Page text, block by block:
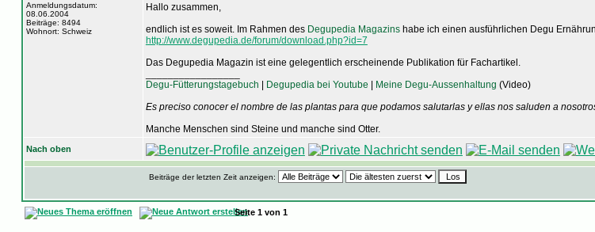
Anmeldungsdatum:
08.06.2004
Beiträge: 8494
Wohnort: Schweiz
Hallo zusammen,
endlich ist es soweit. Im Rahmen des Degupedia Magazinshabe ich einen ausführlichen Degu
http://www.degupedia.de/forum/download.php?id=7
Das Degupedia Magazin ist eine gelegentlich erscheinende Publikation für Fachartikel.
Degu-Fütterungstagebuch
Degupedia bei Youtube Meine Degu-Aussenhaltung (Video)
Es preciso conocer el nombre de las plantas para que podamos salutarlas y ellas nos saluden a
Manche Menschen sind Steine und manche sind Otter.
Nach oben
Beiträge der letzten Zeit anzeigen:
Seite 1 von 1